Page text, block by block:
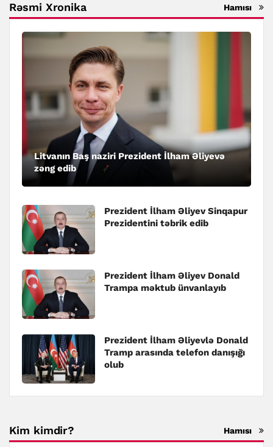
Rəsmi Xronika Hamısı
Litvanın Baş naziri Prezident İlham Əliyevə
zəng edib
Prezident İlham Əliyev Sinqapur
Prezidentini təbrik edib
Prezident İlham Əliyev Donald
Trampa məktub ünvanlayıb
Prezident İlham Əliyevlə Donald
Tramp arasında telefon danışığı
olub
Kim kimdir? Hamısı